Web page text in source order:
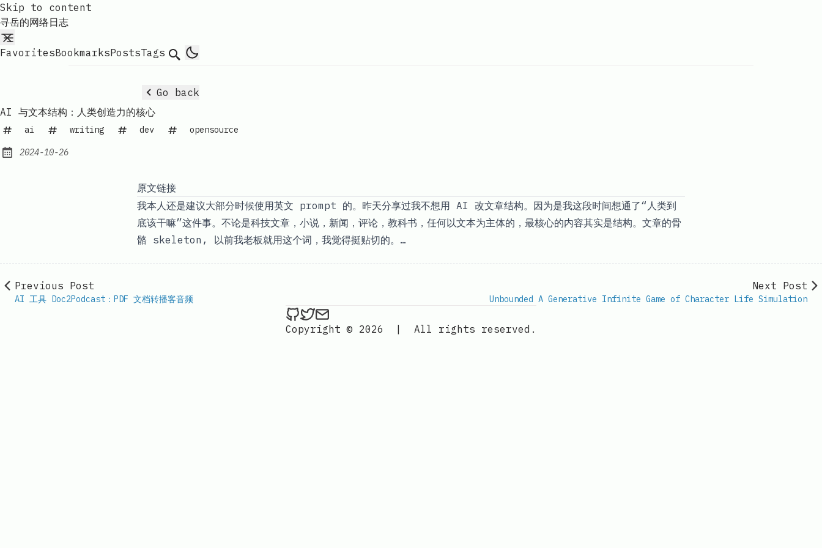
Skip to content
寻岳的网络日志
FavoritesBookmarksPostsTags Search
Go back
AI 与文本结构：人类创造力的核心
ai writing dev opensource
Published:
2024-10-26
原文链接
我本人还是建议大部分时候使用英文 prompt 的。昨天分享过我不想用 AI 改文章结构。因为是我这段时间想通了“人类到
底该干嘛”这件事。不论是科技文章，小说，新闻，评论，教科书，任何以文本为主体的，最核心的内容其实是结构。文章的骨
骼 skeleton, 以前我老板就用这个词，我觉得挺贴切的。…
Previous Post
AI 工具 Doc2Podcast：PDF 文档转播客音频
Next Post
Unbounded A Generative Infinite Game of Character Life Simulation
ethan4768 on Github
ethan4768 on Twitter
Copyright © 2026
All rights reserved.